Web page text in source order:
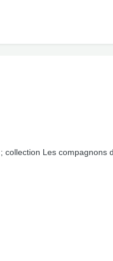
collection Les compagnons